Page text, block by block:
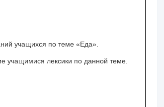
учащихся по теме «Еда».
учащимися лексики по данной теме.